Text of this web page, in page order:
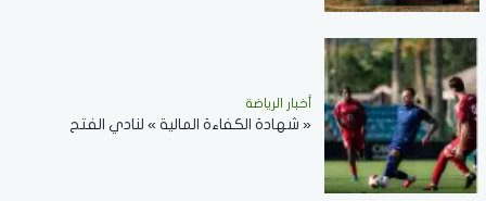
أخبار الرياضة
« شهادة الكفاءة المالية » لنادي الفتح